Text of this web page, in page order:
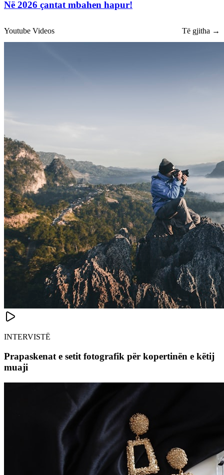
Në 2026 çantat mbahen hapur!
Youtube Videos Të gjitha →
INTERVISTË
Prapaskenat e setit fotografik për kopertinën e këtij
muaji